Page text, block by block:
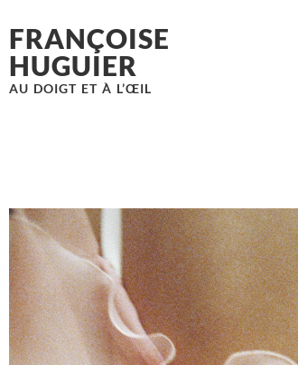
FRANÇOISE
HUGUIER
AU DOIGT ET À L’ŒIL